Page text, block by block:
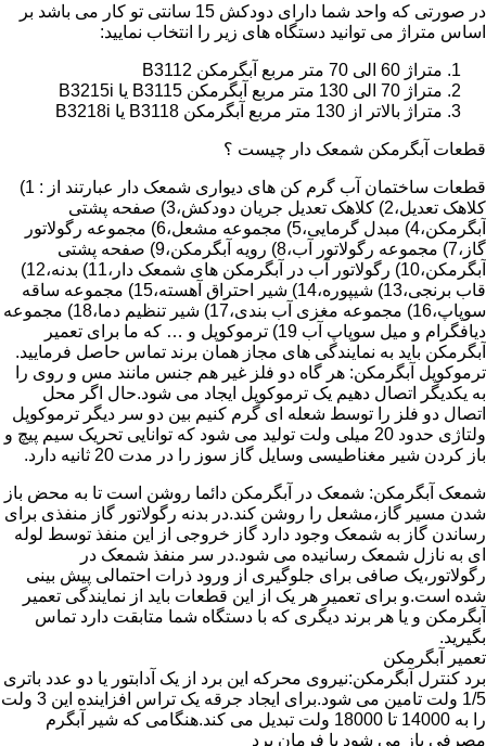
در صورتی که واحد شما دارای دودکش 15 سانتی تو کار می باشد بر
اساس متراژ می توانید دستگاه های زیر را انتخاب نمایید:
متراژ 60 الی 70 متر مربع آبگرمکن B3112
متراژ 70 الی 130 متر مربع آبگرمکن B3115 یا B3215i
متراژ بالاتر از 130 متر مربع آبگرمکن B3118 یا B3218i
قطعات آبگرمکن شمعک دار چیست ؟
قطعات ساختمان آب گرم کن های دیواری شمعک دار عبارتند از : 1)
کلاهک تعدیل،2) کلاهک تعدیل جریان دودکش،3) صفحه پشتی
آبگرمکن،4) مبدل گرمایی،5) مجموعه مشعل،6) مجموعه رگولاتور
گاز،7) مجموعه رگولاتور آب،8) رویه آبگرمکن،9) صفحه پشتی
آبگرمکن،10) رگولاتور آب در آبگرمکن های شمعک دار،11) بدنه،12)
قاب برنجی،13) شیپوره،14) شیر احتراق آهسته،15) مجموعه ساقه
سوپاپ،16) مجموعه مغزی آب بندی،17) شیر تنظیم دما،18) مجموعه
دیافگرام و میل سوپاپ آب 19) ترموکوپل و … که ما برای تعمیر
آبگرمکن باید به نمایندگی های مجاز همان برند تماس حاصل فرمایید.
ترموکوپل آبگرمکن: هر گاه دو فلز غیر هم جنس مانند مس و روی را
به یکدیگر اتصال دهیم یک ترموکوپل ایجاد می شود.حال اگر محل
اتصال دو فلز را توسط شعله ای گرم کنیم بین دو سر دیگر ترموکوپل
ولتاژی حدود 20 میلی ولت تولید می شود که توانایی تحریک سیم پیچ و
باز کردن شیر مغناطیسی وسایل گاز سوز را در مدت 20 ثانیه دارد.
شمعک آبگرمکن: شمعک در آبگرمکن دائما روشن است تا به محض باز
شدن مسیر گاز،مشعل را روشن کند.در بدنه رگولاتور گاز منفذی برای
رساندن گاز به شمعک وجود دارد گاز خروجی از این منفذ توسط لوله
ای به نازل شمعک رسانیده می شود.در سر منفذ شمعک در
رگولاتور،یک صافی برای جلوگیری از ورود ذرات احتمالی پیش بینی
شده است.و برای تعمیر هر یک از این قطعات باید از نمایندگی تعمیر
آبگرمکن و یا هر برند دیگری که با دستگاه شما متابقت دارد تماس
بگیرید.
تعمیر آبگرمکن
برد کنترل آبگرمکن:نیروی محرکه این برد از یک آدابتور یا دو عدد باتری
1/5 ولت تامین می شود.برای ایجاد جرقه یک تراس افزاینده این 3 ولت
را به 14000 تا 18000 ولت تبدیل می کند.هنگامی که شیر آبگرم
مصرفی باز می شود با فرمان برد